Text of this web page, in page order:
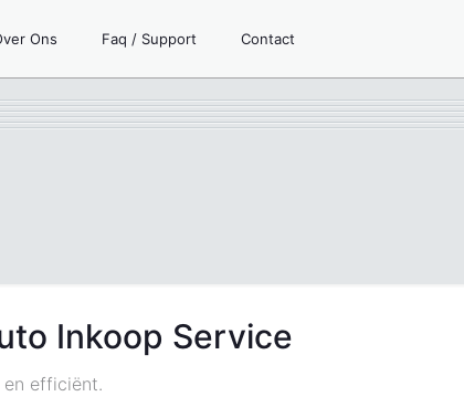
Ons Faq / Support Contact
Inkoop Service
en efficiënt.